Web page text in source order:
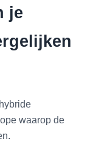
je
waarop de